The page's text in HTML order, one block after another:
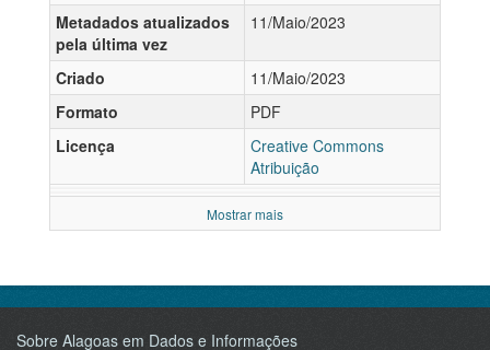
Metadados atualizados
pela última vez
11/Maio/2023
Criado
11/Maio/2023
Formato
PDF
Licença
Creative Commons
Atribuição
Mostrar mais
Sobre Alagoas em Dados e Informações